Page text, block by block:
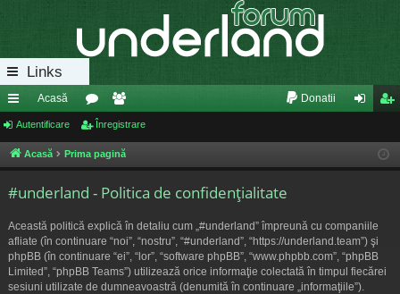
Links
eg
ăt
pi
de
Acasă
or
u
e
m
Donatii
re
eg
Autentificare Înregistrare
Acasă Prima pagină
#underland - Politica de confidenţialitate
Această politică explică în detaliu cum „#underland” împreună cu companiile
afliate (în continuare “noi”, “nostru”, “#underland”, “https://underland.team”) şi
phpBB (în continuare “ei”, “lor”, “software phpBB”, “www.phpbb.com”, “phpBB
Limited”, “phpBB Teams”) utilizează orice informaţie colectată în timpul fiecărei
sesiuni utilizate de dumneavoastră (denumită în continuare „informaţiile”).